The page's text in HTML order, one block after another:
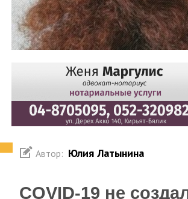
Автор: Юлия Латынина
COVID-19 не